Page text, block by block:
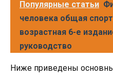
Популярные статьи
человека общая
возрастная 6-е
руководство
Ниже приведены